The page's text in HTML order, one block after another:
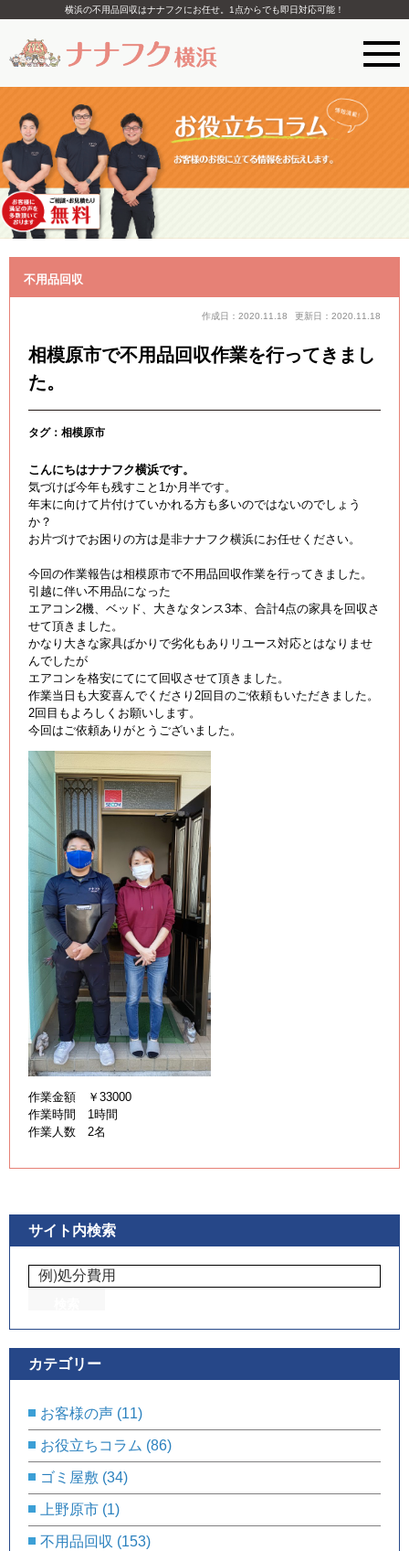
横浜の不用品回収はナナフクにお任せ。1点からでも即日対応可能！
不用品回収
作成日：2020.11.18 更新日：2020.11.18
相模原市で不用品回収作業を行ってきまし
た。
タグ： 相模原市
こんにちはナナフク横浜です。
気づけば今年も残すこと1か月半です。
年末に向けて片付けていかれる方も多いのではないのでしょう
か？
お片づけでお困りの方は是非ナナフク横浜にお任せください。
今回の作業報告は相模原市で不用品回収作業を行ってきました。
引越に伴い不用品になった
エアコン2機、ベッド、大きなタンス3本、合計4点の家具を回収さ
せて頂きました。
かなり大きな家具ばかりで劣化もありリユース対応とはなりませ
んでしたが
エアコンを格安にてにて回収させて頂きました。
作業当日も大変喜んでくださり2回目のご依頼もいただきました。
2回目もよろしくお願いします。
今回はご依頼ありがとうございました。
作業金額 ￥33000
作業時間 1時間
作業人数 2名
サイト内検索
カテゴリー
お客様の声 (11)
お役立ちコラム (86)
ゴミ屋敷 (34)
上野原市 (1)
不用品回収 (153)